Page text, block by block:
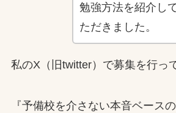
勉強方法を紹介し
ただきました。
私のX（旧twitter）で募集を行っ
『予備校を介さない本音ベース